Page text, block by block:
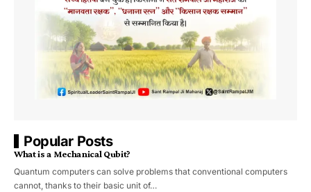
Popular Posts
What is a Mechanical Qubit?
Quantum computers can solve problems that conventional computers
cannot, thanks to their basic unit of…